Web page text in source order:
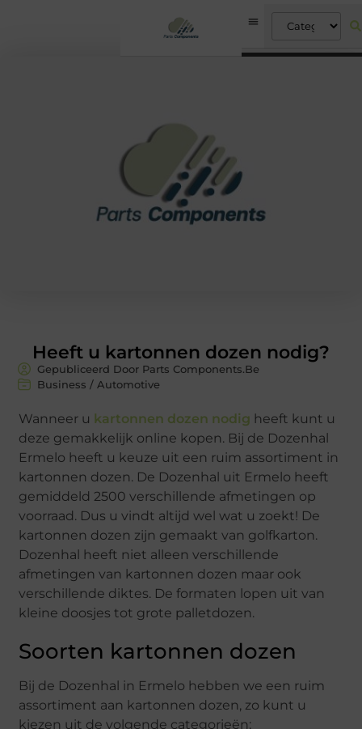
Heeft u kartonnen dozen nodig?
Gepubliceerd Door Parts Components.Be
Business / Automotive
Wanneer u kartonnen dozen nodig heeft kunt u
deze gemakkelijk online kopen. Bij de Dozenhal
Ermelo heeft u keuze uit een ruim assortiment in
kartonnen dozen. De Dozenhal uit Ermelo heeft
gemiddeld 2500 verschillende afmetingen op
voorraad. Dus u vindt altijd wel wat u zoekt! De
kartonnen dozen zijn gemaakt van golfkarton.
Dozenhal heeft niet alleen verschillende
afmetingen van kartonnen dozen maar ook
verschillende diktes. De formaten lopen uit van
kleine doosjes tot grote palletdozen.
Soorten kartonnen dozen
Bij de Dozenhal in Ermelo hebben we een ruim
assortiment aan kartonnen dozen, zo kunt u
kiezen uit de volgende categorieën: